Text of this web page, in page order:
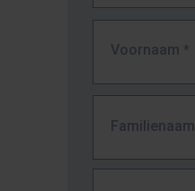
Voornaam *
Familienaam